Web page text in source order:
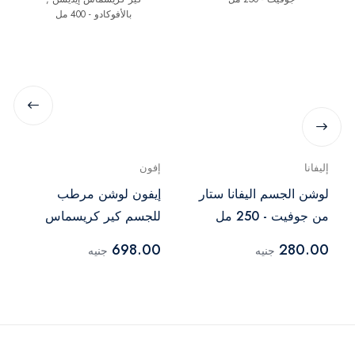
إليفانا
لوشن الجسم اليفانا ستار
من جوفيت - 250 مل
280.00 جنيه
إفون
إيفون لوشن مرطب
للجسم كير كريسماس
مل
698.00 جنيه